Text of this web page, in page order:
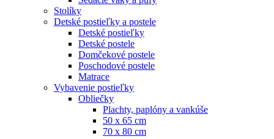
Stolíky
Detské postieľky a postele
Detské postieľky
Detské postele
Domčekové postele
Poschodové postele
Matrace
Vybavenie postieľky
Obliečky
Plachty, paplóny a vankúše
50 x 65 cm
70 x 80 cm